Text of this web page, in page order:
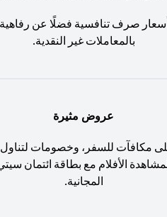
صرف تنافسية فضلًا عن رفاهية
بالمعاملات غير النقدية.
عروض مثيرة
مكافآت للسفر، وخصومات لتناول
الأفلام مع بطاقة ائتمان
المجانية.